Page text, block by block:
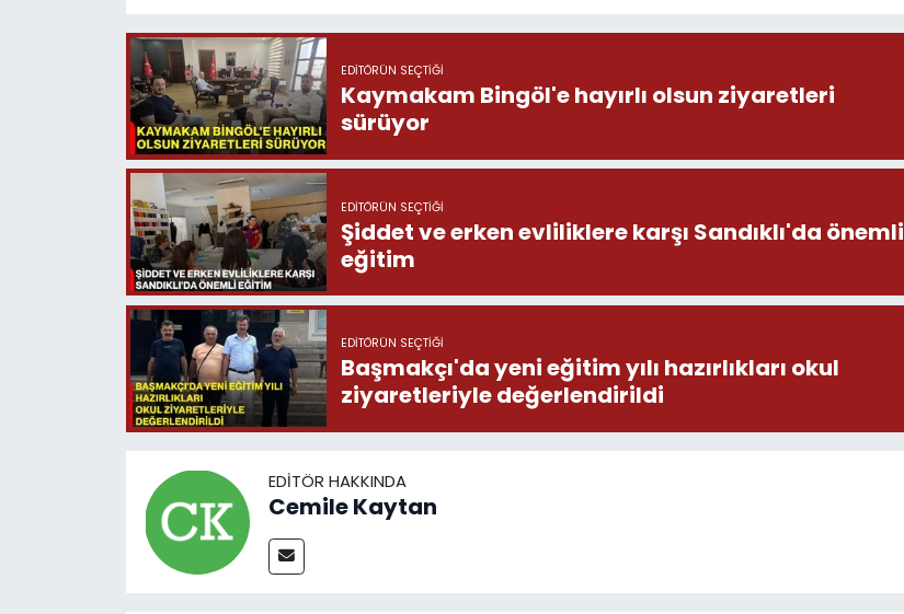
EDITÖRÜN SEÇTIĞI
Kaymakam Bingöl'e hayırlı olsun ziyaretleri
sürüyor
EDITÖRÜN SEÇTIĞI
Şiddet ve erken evliliklere karşı Sandıklı'da önemli
eğitim
EDITÖRÜN SEÇTIĞI
Başmakçı'da yeni eğitim yılı hazırlıkları okul
ziyaretleriyle değerlendirildi
EDITÖR HAKKINDA
Cemile Kaytan